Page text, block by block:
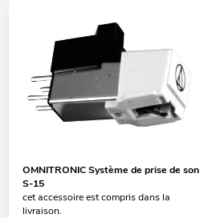
OMNITRONIC Système de prise de son
S-15
cet accessoire est compris dans la
livraison.